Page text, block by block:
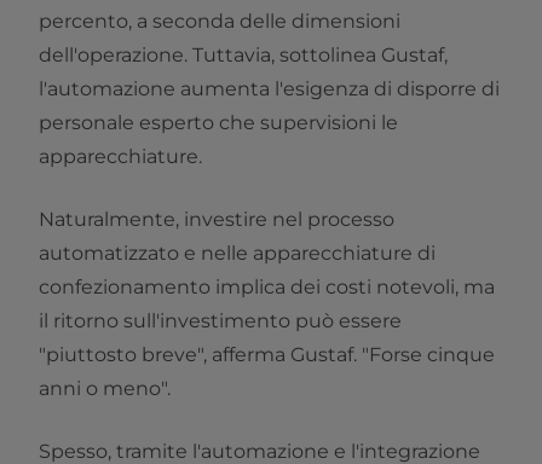
percento, a seconda delle dimensioni
dell'operazione. Tuttavia, sottolinea Gustaf,
l'automazione aumenta l'esigenza di disporre di
personale esperto che supervisioni le
apparecchiature.
Naturalmente, investire nel processo
automatizzato e nelle apparecchiature di
confezionamento implica dei costi notevoli, ma
il ritorno sull'investimento può essere
"piuttosto breve", afferma Gustaf. "Forse cinque
anni o meno".
Spesso, tramite l'automazione e l'integrazione